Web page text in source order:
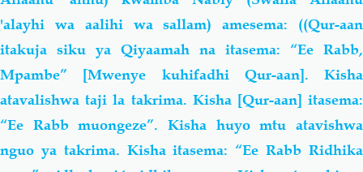
'alayhi wa aalihi wa sallam) amesema: ((Qur-aan
itakuja siku ya Qiyaamah na itasema: “Ee Rabb,
Mpambe” [Mwenye kuhifadhi Qur-aan]. Kisha
atavalishwa taji la takrima. Kisha [Qur-aan] itasema:
“Ee Rabb muongeze”. Kisha huyo mtu atavishwa
nguo ya takrima. Kisha itasema: “Ee Rabb Ridhika